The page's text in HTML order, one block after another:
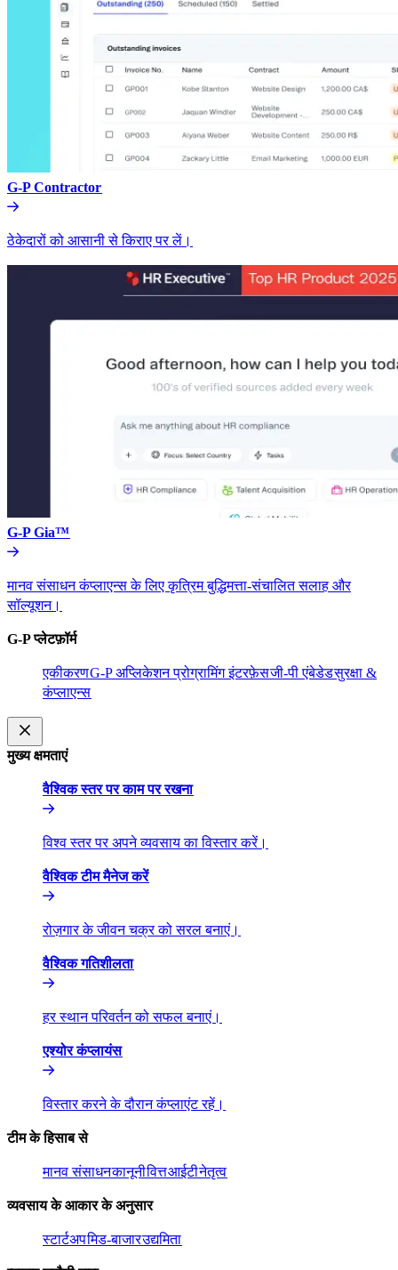
G-P Contractor​​
ठेकेदारों को आसानी से किराए पर लें।​​
G-P Gia™​​
मानव संसाधन कंप्लाएन्स के लिए कृत्रिम बुद्धिमत्ता-संचालित सलाह और
सॉल्यूशन।​​
G-P प्लेटफ़ॉर्म​​
एकीकरण​​G-P अप्लिकेशन प्रोग्रामिंग इंटरफ़ेस​​जी-पी एंबेडेड​​सुरक्षा &
कंप्लाएन्स​​
मुख्य क्षमताएं​​
वैश्विक स्तर पर काम पर रखना​​
विश्व स्तर पर अपने व्यवसाय का विस्तार करें।​​
वैश्विक टीम मैनेज करें​​
रोज़गार के जीवन चक्र को सरल बनाएं।​​
वैश्विक गतिशीलता​​
हर स्थान परिवर्तन को सफल बनाएं।​​
एश्योर कंप्लायंस​​
विस्तार करने के दौरान कंप्लाएंट रहें।​​
टीम के हिसाब से​​
मानव संसाधन​​कानूनी​​वित्त​​आईटी​​नेतृत्व​​
व्यवसाय के आकार के अनुसार​​
स्टार्टअप​​मिड-बाजार​​उद्यमिता​​